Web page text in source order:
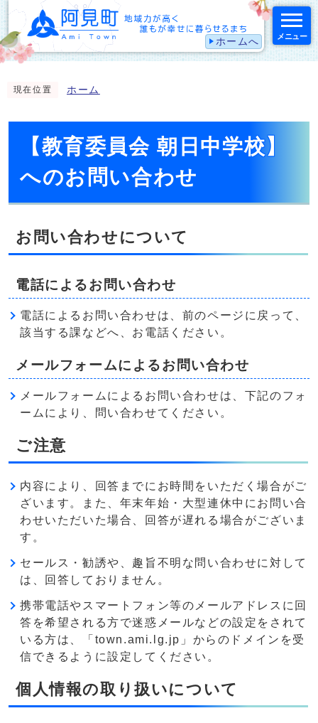
ホームへ メニュー
現在位置 ホーム
【教育委員会 朝日中学校】
へのお問い合わせ
お問い合わせについて
電話によるお問い合わせ
電話によるお問い合わせは、前のページに戻って、
該当する課などへ、お電話ください。
メールフォームによるお問い合わせ
メールフォームによるお問い合わせは、下記のフォ
ームにより、問い合わせてください。
ご注意
内容により、回答までにお時間をいただく場合がご
ざいます。また、年末年始・大型連休中にお問い合
わせいただいた場合、回答が遅れる場合がございま
す。
セールス・勧誘や、趣旨不明な問い合わせに対して
は、回答しておりません。
携帯電話やスマートフォン等のメールアドレスに回
答を希望される方で迷惑メールなどの設定をされて
いる方は、「town.ami.lg.jp」からのドメインを受
信できるように設定してください。
個人情報の取り扱いについて